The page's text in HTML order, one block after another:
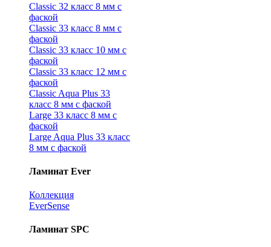
Classic 32 класс 8 мм с
фаской
Classic 33 класс 8 мм с
фаской
Classic 33 класс 10 мм с
фаской
Classic 33 класс 12 мм с
фаской
Classic Aqua Plus 33
класс 8 мм с фаской
Large 33 класс 8 мм с
фаской
Large Aqua Plus 33 класс
8 мм с фаской
Ламинат Ever
Коллекция
EverSense
Ламинат SPC